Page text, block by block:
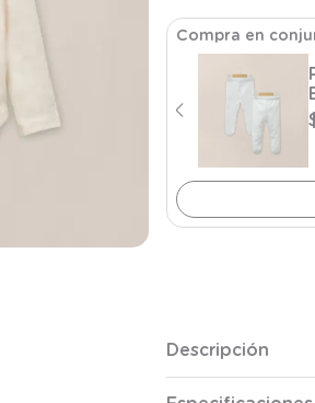
Compra en
Ajuar Rosado
Descripción